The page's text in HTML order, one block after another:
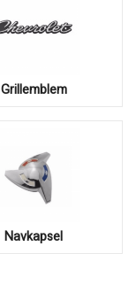
Grillemblem
Navkapsel